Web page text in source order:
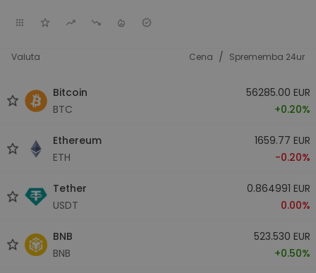
Valuta Cena / Sprememba 24ur
Bitcoin
BTC
56285.00 EUR
+0.20%
Ethereum
ETH
1659.77 EUR
-0.20%
Tether
USDT
0.864991 EUR
0.00%
BNB
BNB
523.530 EUR
+0.50%